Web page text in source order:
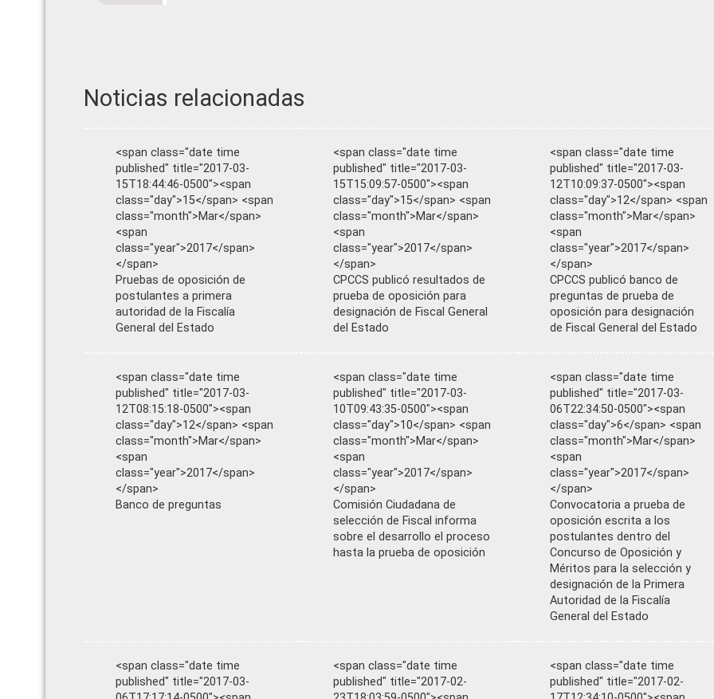
Noticias relacionadas
<span class="date time
published" title="2017-03-
15T18:44:46-0500"><span
class="day">15</span> <span
class="month">Mar</span>
<span
class="year">2017</span>
</span>
Pruebas de oposición de
postulantes a primera
autoridad de la Fiscalía
General del Estado
<span class="date time
published" title="2017-03-
15T15:09:57-0500"><span
class="day">15</span> <span
class="month">Mar</span>
<span
class="year">2017</span>
</span>
CPCCS publicó resultados de
prueba de oposición para
designación de Fiscal General
del Estado
<span class="date time
published" title="2017-03-
12T10:09:37-0500"><span
class="day">12</span> <span
class="month">Mar</span>
<span
class="year">2017</span>
</span>
CPCCS publicó banco de
preguntas de prueba de
oposición para designación
de Fiscal General del Estado
<span class="date time
published" title="2017-03-
12T08:15:18-0500"><span
class="day">12</span> <span
class="month">Mar</span>
<span
class="year">2017</span>
</span>
Banco de preguntas
<span class="date time
published" title="2017-03-
10T09:43:35-0500"><span
class="day">10</span> <span
class="month">Mar</span>
<span
class="year">2017</span>
</span>
Comisión Ciudadana de
selección de Fiscal informa
sobre el desarrollo el proceso
hasta la prueba de oposición
<span class="date time
published" title="2017-03-
06T22:34:50-0500"><span
class="day">6</span> <span
class="month">Mar</span>
<span
class="year">2017</span>
</span>
Convocatoria a prueba de
oposición escrita a los
postulantes dentro del
Concurso de Oposición y
Méritos para la selección y
designación de la Primera
Autoridad de la Fiscalía
General del Estado
<span class="date time
published" title="2017-03-
<span class="date time
published" title="2017-02-
<span class="date time
published" title="2017-02-